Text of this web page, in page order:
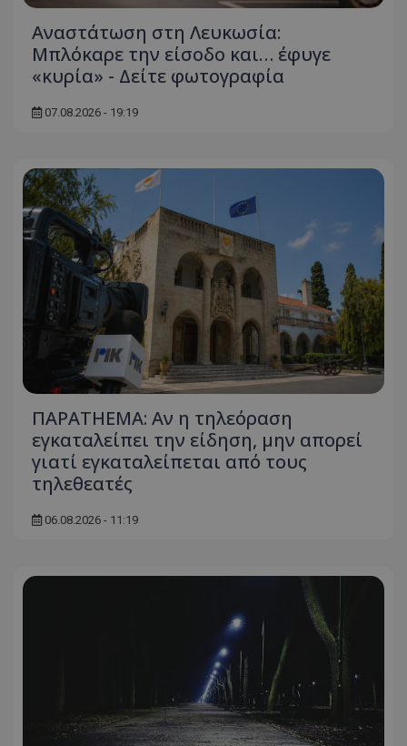
Αναστάτωση στη Λευκωσία:
Μπλόκαρε την είσοδο και… έφυγε
«κυρία» - Δείτε φωτογραφία
07.08.2026 - 19:19
ΠΑΡΑTHEMA: Αν η τηλεόραση
εγκαταλείπει την είδηση, μην απορεί
γιατί εγκαταλείπεται από τους
τηλεθεατές
06.08.2026 - 11:19